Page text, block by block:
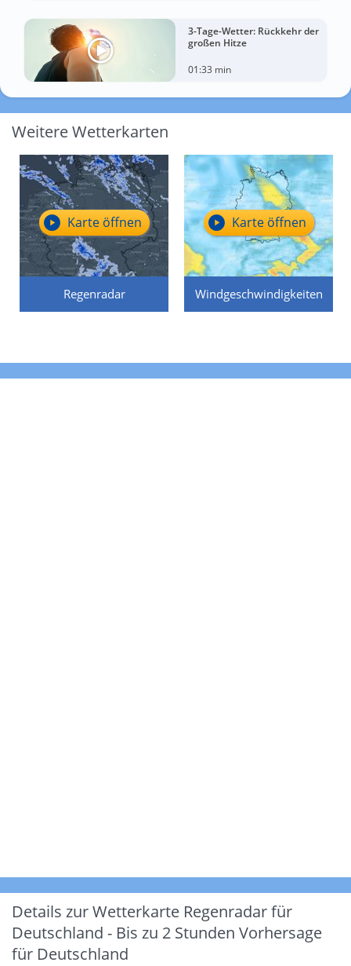
3-Tage-Wetter: Rückkehr der
großen Hitze
01:33 min
Weitere Wetterkarten
Regenradar
Karte öffnen
Windgeschwindigkeiten
Karte öffnen
Details zur Wetterkarte Regenradar für
Deutschland - Bis zu 2 Stunden Vorhersage
für Deutschland